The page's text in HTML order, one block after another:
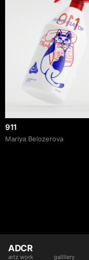
911
Mariya Belozerova
ADCR
artz work gallllery